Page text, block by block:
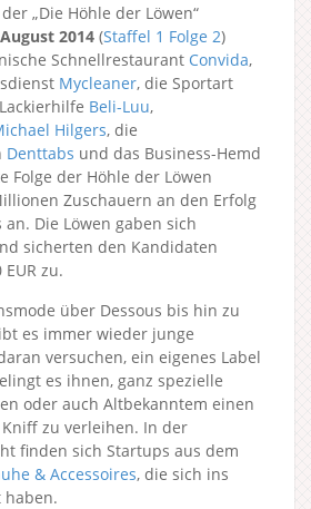
„Die Höhle der Löwen“
2014 (Staffel 1 Folge 2)
Schnellrestaurant Convida,
Mycleaner, die Sportart
Beli-Luu,
Hilgers, die
Denttabs und das Business-Hemd
Folge der Höhle der Löwen
Zuschauern an den Erfolg
Die Löwen gaben sich
sicherten den Kandidaten
zu.
über Dessous bis hin zu
es immer wieder junge
versuchen, ein eigenes Label
es ihnen, ganz spezielle
oder auch Altbekanntem einen
zu verleihen. In der
finden sich Startups aus dem
& Accessoires, die sich ins
haben.